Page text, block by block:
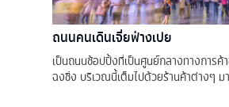
ถนนคนเดินเจี่ยฟ่างเปย
เป็นถนนช้อปปิ้งที่เป็นศูนย์กลางทางการ
ฉงชิ่ง บริเวณนี้เต็มไปด้วยร้านค้าต่างๆ